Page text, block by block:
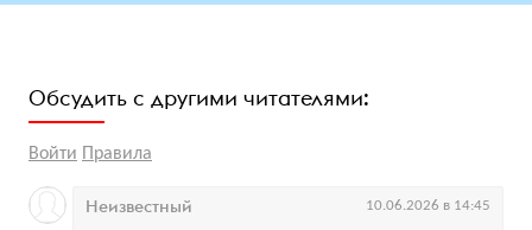
Обсудить с другими читателями:
Войти Правила
Неизвестный 10.06.2026 в 14:45